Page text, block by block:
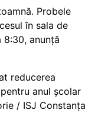
Probele
în sala de
8:30, anunță
reducerea
anul școlar
/ ISJ Constanța